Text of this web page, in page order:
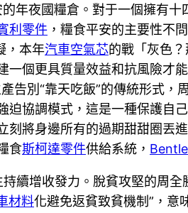
年夜國糧倉。對于一個擁有
利零件 ，糧食平安的主要性不
，本年汽車空氣芯的戰「灰色
個更具質量效益和抗風險才
告別“靠天吃飯”的傳統形式
迫協調模式，這是一種保護自
將身邊所有的過期甜甜圈丟
食斯柯達零件供給系統，
持續增收發力。脫貧攻堅的周
材料化避免返貧致貧機制”，意